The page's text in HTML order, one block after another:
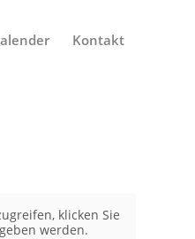
Kontakt
klicken Sie
werden.